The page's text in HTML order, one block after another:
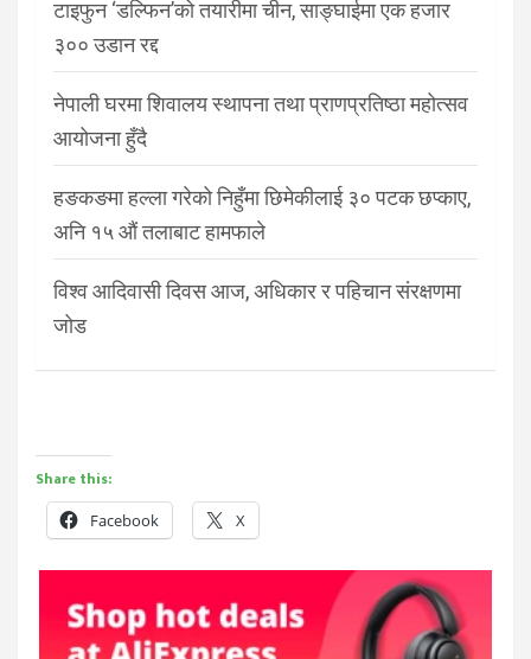
टाइफुन ‘डल्फिन’को तयारीमा चीन, साङ्घाईमा एक हजार
३०० उडान रद्द
नेपाली घरमा शिवालय स्थापना तथा प्राणप्रतिष्ठा महोत्सव
आयोजना हुँदै
हङकङमा हल्ला गरेको निहुँमा छिमेकीलाई ३० पटक छप्काए,
अनि १५ औं तलाबाट हामफाले
विश्व आदिवासी दिवस आज, अधिकार र पहिचान संरक्षणमा
जोड
Share this:
Facebook X